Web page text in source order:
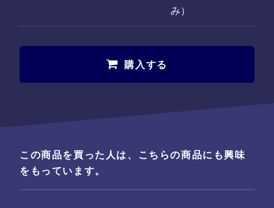
み）
購入する
この商品を買った人は、こちらの商品にも興味
をもっています。